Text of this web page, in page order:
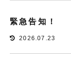
緊急告知！
2026.07.23